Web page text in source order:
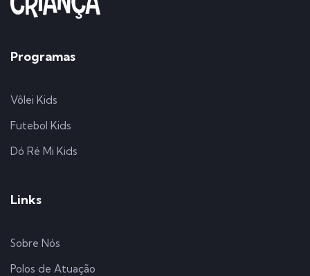
Programas
Vôlei Kids
Futebol Kids
Dó Ré Mi Kids
Links
Sobre Nós
Polos de Atuação